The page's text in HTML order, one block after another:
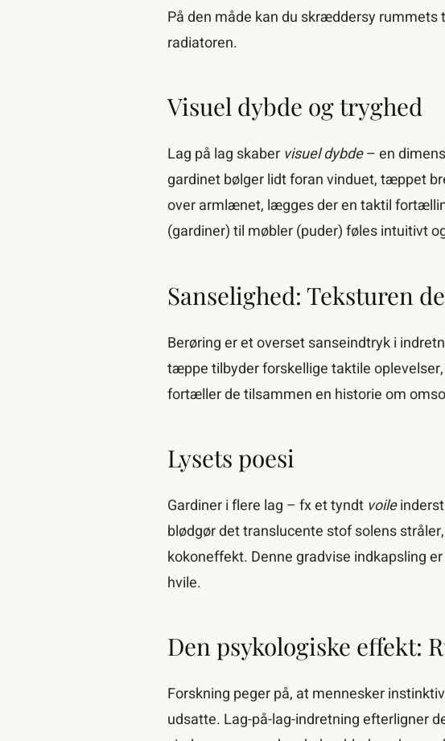
På den måde kan du skræddersy
radiatoren.
Visuel dybde og tryghed
Lag på lag skaber visuel dybde– en
gardinet bølger lidt foran vinduet, tæppet
over armlænet, lægges der en taktil
(gardiner) til møbler (puder) føles intuitivt
Sanselighed: Teksturen
Berøring er et overset sanseindtryk i
tæppe tilbyder forskellige taktile
fortæller de tilsammen en historie om
Lysets poesi
Gardiner i flere lag – fx et tyndt voileinderst
blødgør det translucente stof solens
kokoneffekt. Denne gradvise indkapsling
hvile.
Den psykologiske effekt:
Forskning peger på, at mennesker
udsatte. Lag-på-lag-indretning efterligner